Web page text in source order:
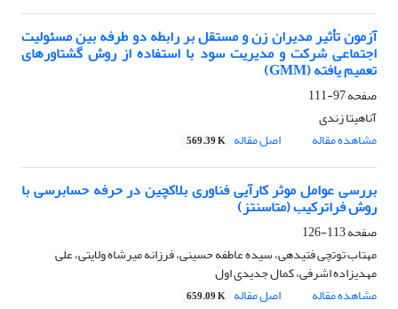
آزمون تأثیر مدیران زن و مستقل بر رابطه دو طرفه بین مسئولیت
اجتماعی شرکت و مدیریت سود با استفاده از روش گشتاورهای
تعمیم یافته (GMM)
صفحه97-111
آناهیتا زندی
مشاهده مقاله
اصل مقاله 569.39 K
بررسی عوامل موثر کارآیی فناوری بلاکچین در حرفه حسابرسی با
روش فراترکیب (متاسنتز)
صفحه113-126
مهتاب توتچی فتیدهی، سیده عاطفه حسینی، فرزانه میرشاه ولایتی، علی
مهدیزاده اشرفی، کمال جدیدی اول
مشاهده مقاله
اصل مقاله 659.09 K